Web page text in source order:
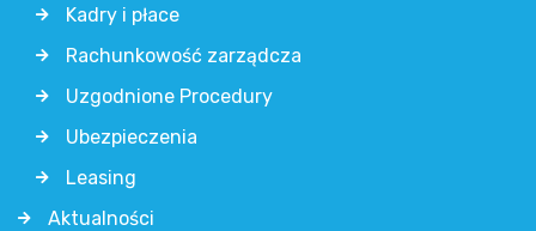
Kadry i płace
Rachunkowość zarządcza
Uzgodnione Procedury
Ubezpieczenia
Leasing
Aktualności